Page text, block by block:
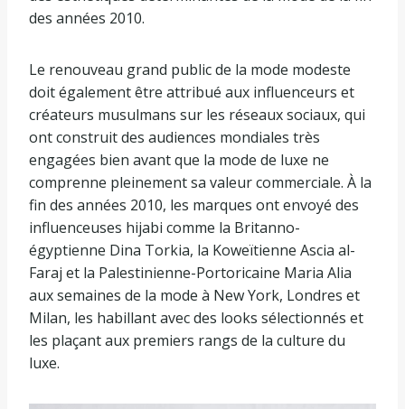
des années 2010.
Le renouveau grand public de la mode modeste
doit également être attribué aux influenceurs et
créateurs musulmans sur les réseaux sociaux, qui
ont construit des audiences mondiales très
engagées bien avant que la mode de luxe ne
comprenne pleinement sa valeur commerciale. À la
fin des années 2010, les marques ont envoyé des
influenceuses hijabi comme la Britanno-
égyptienne Dina Torkia, la Koweïtienne Ascia al-
Faraj et la Palestinienne-Portoricaine Maria Alia
aux semaines de la mode à New York, Londres et
Milan, les habillant avec des looks sélectionnés et
les plaçant aux premiers rangs de la culture du
luxe.